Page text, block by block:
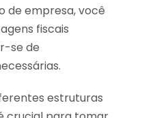
de empresa, você
fiscais
se de
estruturas